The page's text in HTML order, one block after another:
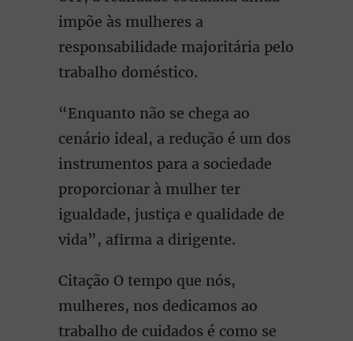
impõe às mulheres a
responsabilidade majoritária pelo
trabalho doméstico.
“Enquanto não se chega ao
cenário ideal, a redução é um dos
instrumentos para a sociedade
proporcionar à mulher ter
igualdade, justiça e qualidade de
vida”, afirma a dirigente.
Citação O tempo que nós,
mulheres, nos dedicamos ao
trabalho de cuidados é como se